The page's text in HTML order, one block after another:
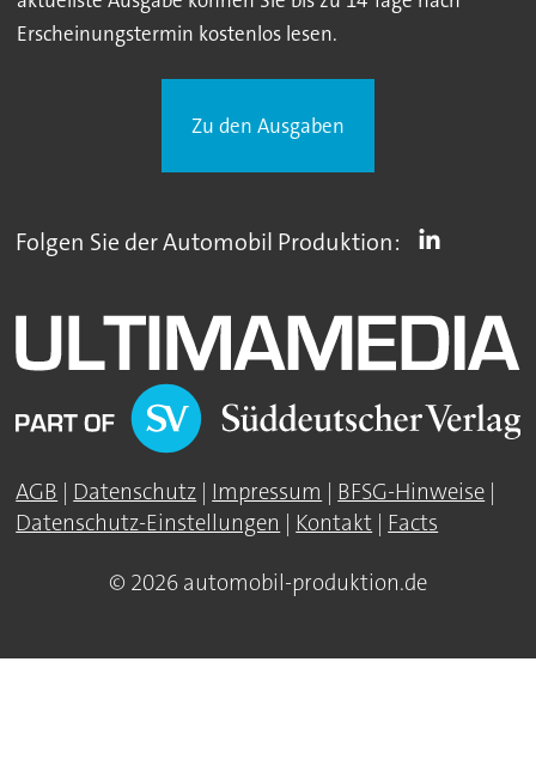
Erscheinungstermin kostenlos lesen.
Zu den Ausgaben
Folgen Sie der Automobil Produktion:
AGB | Datenschutz | Impressum | BFSG-Hinweise |
Datenschutz-Einstellungen | Kontakt | Facts
© 2026 automobil-produktion.de